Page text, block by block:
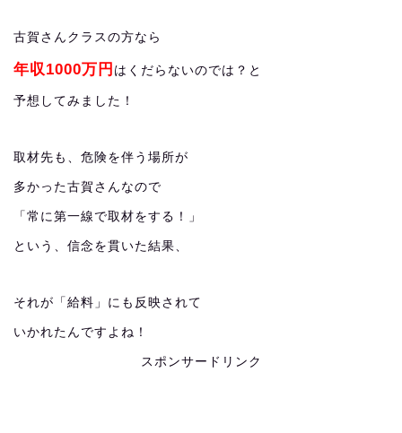
古賀さんクラスの方なら
年収1000万円 はくだらないのでは？と
予想してみました！
取材先も、危険を伴う場所が
多かった古賀さんなので
「常に第一線で取材をする！」
という、信念を貫いた結果、
それが「給料」にも反映されて
いかれたんですよね！
スポンサードリンク